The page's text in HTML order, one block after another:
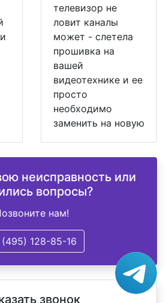
телевизор не
ловит каналы
может - слетела
прошивка на
вашей
видеотехнике и ее
просто
необходимо
заменить на новую
неисправность или
вопросы?
нам!
128-85-16
звонок